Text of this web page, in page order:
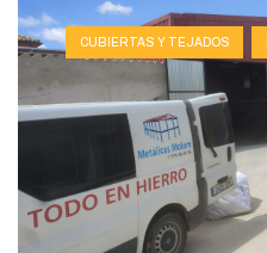
CUBIERTAS Y TEJADOS